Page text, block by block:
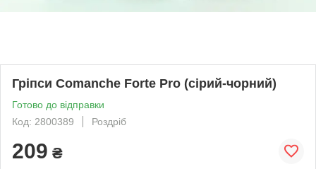
Гріпси Comanche Forte Pro (сірий-чорний)
Готово до відправки
Код: 2800389
Роздріб
209 ₴